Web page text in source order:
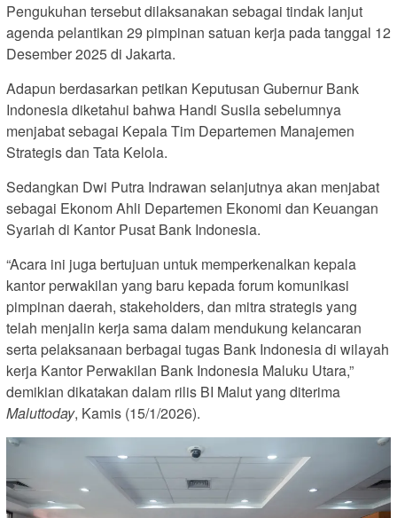
Pengukuhan tersebut dilaksanakan sebagai tindak lanjut
agenda pelantikan 29 pimpinan satuan kerja pada tanggal 12
Desember 2025 di Jakarta.
Adapun berdasarkan petikan Keputusan Gubernur Bank
Indonesia diketahui bahwa Handi Susila sebelumnya
menjabat sebagai Kepala Tim Departemen Manajemen
Strategis dan Tata Kelola.
Sedangkan Dwi Putra Indrawan selanjutnya akan menjabat
sebagai Ekonom Ahli Departemen Ekonomi dan Keuangan
Syariah di Kantor Pusat Bank Indonesia.
“Acara ini juga bertujuan untuk memperkenalkan kepala
kantor perwakilan yang baru kepada forum komunikasi
pimpinan daerah, stakeholders, dan mitra strategis yang
telah menjalin kerja sama dalam mendukung kelancaran
serta pelaksanaan berbagai tugas Bank Indonesia di wilayah
kerja Kantor Perwakilan Bank Indonesia Maluku Utara,”
demikian dikatakan dalam rilis BI Malut yang diterima
Maluttoday, Kamis (15/1/2026).